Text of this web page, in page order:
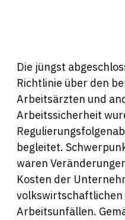
Die jüngst
Richtlinie über den
Arbeitsärzten und
Arbeitssicherheit
begleitet.
waren
Kosten der
volkswirtschaftlichen
Arbeitsunfällen.